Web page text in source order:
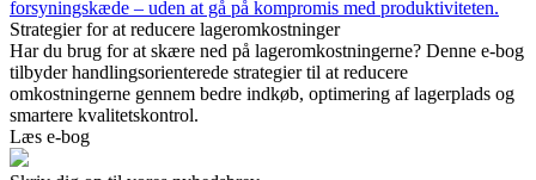
forsyningskæde – uden at gå på kompromis med produktiviteten.
Strategier for at reducere lageromkostninger
Har du brug for at skære ned på lageromkostningerne? Denne e-bog
tilbyder handlingsorienterede strategier til at reducere
omkostningerne gennem bedre indkøb, optimering af lagerplads og
smartere kvalitetskontrol.
Læs e-bog